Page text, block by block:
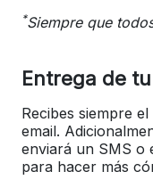
*Siempre que
Entrega de
Recibes siempre
email.
enviará un SMS o
para hacer más